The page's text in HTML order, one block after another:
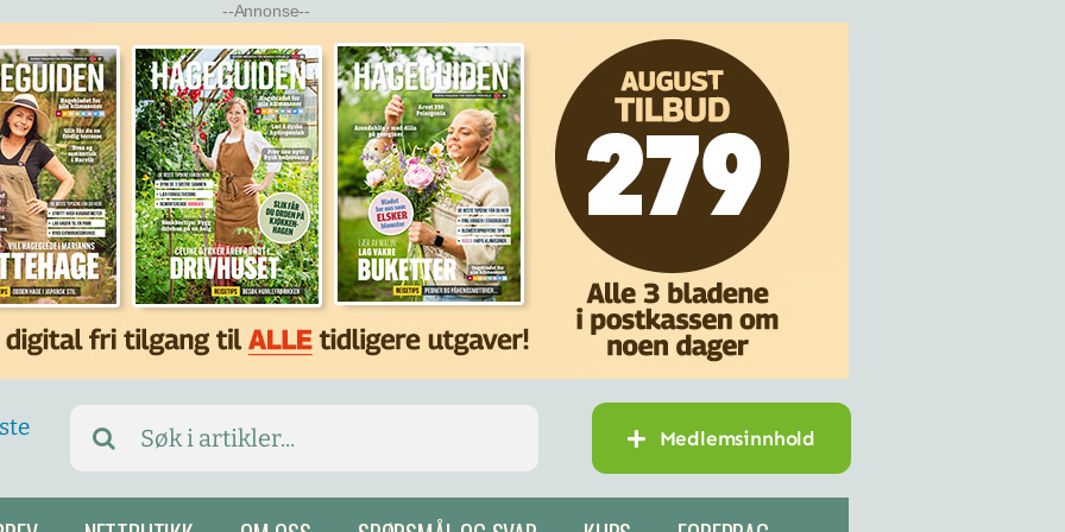
--Annonse--
Search
for:
Medlemsinnhold